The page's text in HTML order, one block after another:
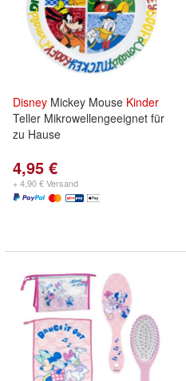
Disney Mickey Mouse Kinder
Teller Mikrowellengeeignet für
zu Hause
4,95 €
+ 4,90 € Versand